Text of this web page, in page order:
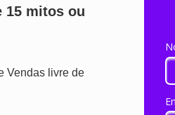
15 mitos ou
Vendas livre de